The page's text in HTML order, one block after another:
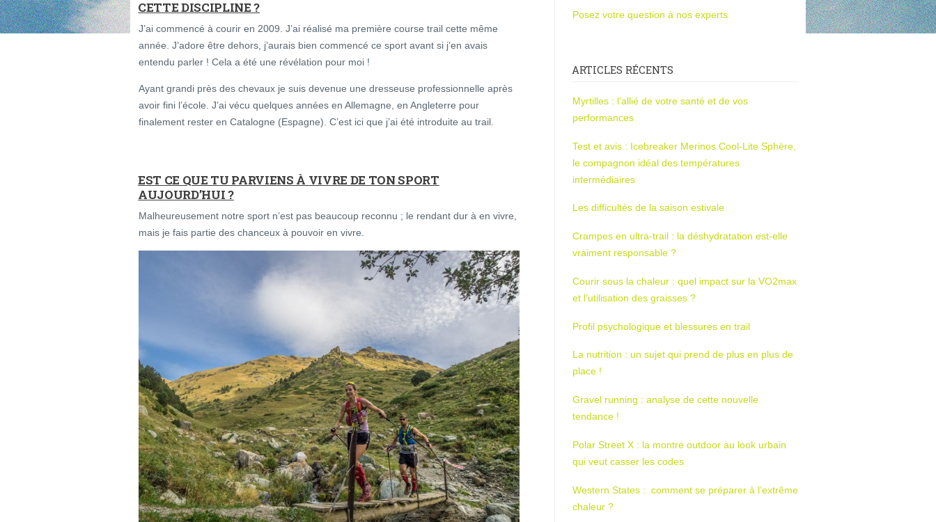
CETTE DISCIPLINE ?
J’ai commencé à courir en 2009. J’ai réalisé ma première course trail cette même
année. J’adore être dehors, j’aurais bien commencé ce sport avant si j’en avais
entendu parler ! Cela a été une révélation pour moi !
Ayant grandi près des chevaux je suis devenue une dresseuse professionnelle après
avoir fini l’école. J’ai vécu quelques années en Allemagne, en Angleterre pour
finalement rester en Catalogne (Espagne). C’est ici que j’ai été introduite au trail.
EST CE QUE TU PARVIENS À VIVRE DE TON SPORT
AUJOURD’HUI ?
Malheureusement notre sport n’est pas beaucoup reconnu ; le rendant dur à en vivre,
mais je fais partie des chanceux à pouvoir en vivre.
Posez votre question à nos experts
ARTICLES RÉCENTS
Myrtilles : l’allié de votre santé et de vos
performances
Test et avis : Icebreaker Merinos Cool-Lite Sphère,
le compagnon idéal des températures
intermédiaires
Les difficultés de la saison estivale
Crampes en ultra-trail : la déshydratation est-elle
vraiment responsable ?
Courir sous la chaleur : quel impact sur la VO2max
et l’utilisation des graisses ?
Profil psychologique et blessures en trail
La nutrition : un sujet qui prend de plus en plus de
place !
Gravel running : analyse de cette nouvelle
tendance !
Polar Street X : la montre outdoor au look urbain
qui veut casser les codes
Western States : comment se préparer à l’extrême
chaleur ?